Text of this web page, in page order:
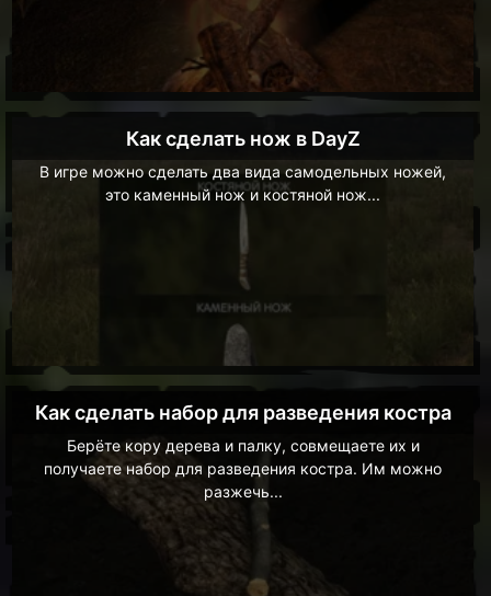
Как сделать нож в DayZ
В игре можно сделать два вида самодельных ножей,
это каменный нож и костяной нож...
Как сделать набор для разведения костра
Берёте кору дерева и палку, совмещаете их и
получаете набор для разведения костра. Им можно
разжечь...